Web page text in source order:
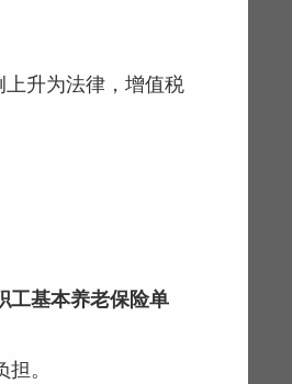
升为法律，增值税
工基本养老保险单
。